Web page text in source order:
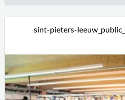
sint-pieters-